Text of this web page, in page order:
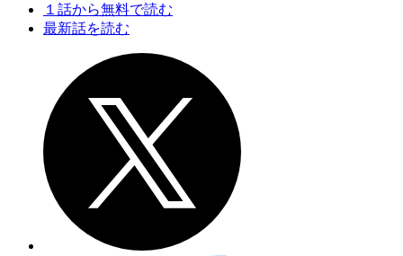
１話から無料で読む
最新話を読む